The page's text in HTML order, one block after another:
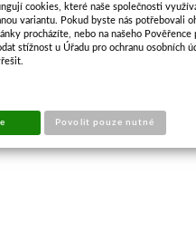
cookies, které naše společnosti
variantu. Pokud byste nás potřebovali
procházíte, nebo na našeho
stížnost u Úřadu pro ochranu osobních
Povolit pouze nutné